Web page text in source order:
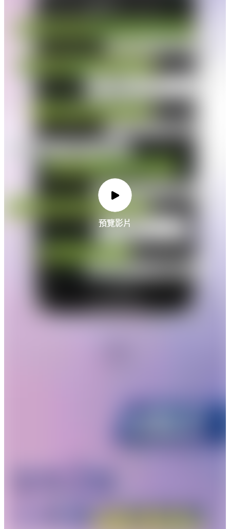
預覽影片
預覽影片